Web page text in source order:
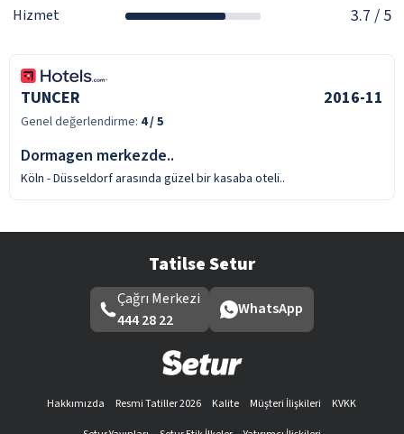
Hizmet 3.7 / 5
TUNCER 2016-11
Genel değerlendirme: 4/ 5
Dormagen merkezde..
Köln - Düsseldorf arasında güzel bir kasaba oteli..
Tatilse Setur
Çağrı Merkezi
444 28 22
WhatsApp
Hakkımızda Resmi Tatiller 2026 Kalite Müşteri İlişkileri
KVKK